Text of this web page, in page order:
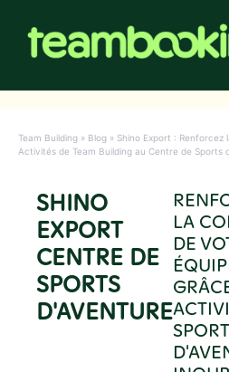
contenu
Team Building » Blog » Shino Export : Renforcez
Activités de Team Building au Centre de Sports
SHINO
EXPORT
CENTRE DE
SPORTS
D'AVENTURE
LA
DE